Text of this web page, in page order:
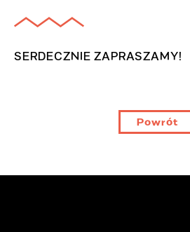
SERDECZNIE ZAPRASZAMY!
Powrót